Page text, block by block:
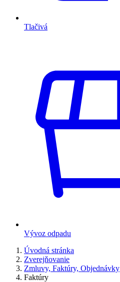
Tlačivá
Vývoz odpadu
Úvodná stránka
Zverejňovanie
Zmluvy, Faktúry, Objednávky
Faktúry